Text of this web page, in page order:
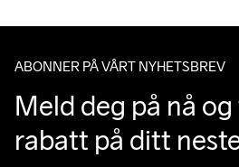
ABONNER PÅ VÅRT NYHETSBREV
Meld deg på nå og
rabatt på ditt